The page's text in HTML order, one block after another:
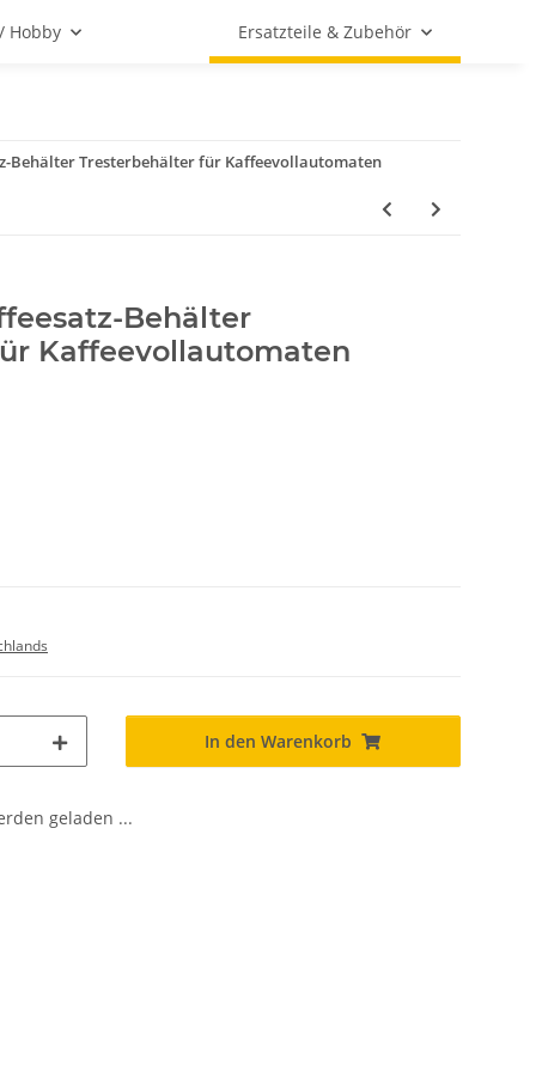
Hobby Ersatzteile & Zubehör
Behälter Tresterbehälter für Kaffeevollautomaten
Behälter
Kaffeevollautomaten
In den Warenkorb
geladen ...